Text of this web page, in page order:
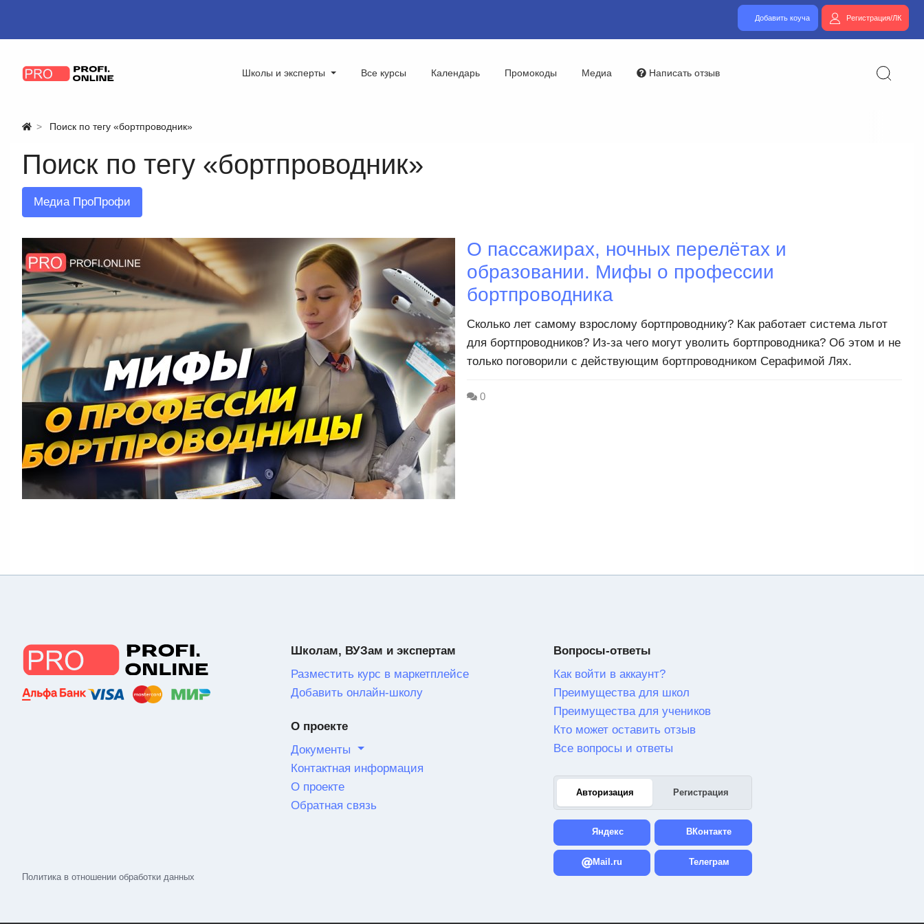
Добавить коуча Регистрация/ЛК
Школы и эксперты Все курсы Календарь Промокоды Медиа Написать отзыв
Поиск по тегу «бортпроводник»
Поиск по тегу «бортпроводник»
Медиа ПроПрофи
О пассажирах, ночных перелётах и
образовании. Мифы о профессии
бортпроводника
Сколько лет самому взрослому бортпроводнику? Как работает система льгот
для бортпроводников? Из-за чего могут уволить бортпроводника? Об этом и не
только поговорили с действующим бортпроводником Серафимой Лях.
0
Политика в отношении обработки данных
Школам, ВУЗам и экспертам
Разместить курс в маркетплейсе
Добавить онлайн-школу
О проекте
Документы
Контактная информация
О проекте
Обратная связь
Вопросы-ответы
Как войти в аккаунт?
Преимущества для школ
Преимущества для учеников
Кто может оставить отзыв
Все вопросы и ответы
Авторизация Регистрация
Яндекс ВКонтакте
Mail.ru Телеграм